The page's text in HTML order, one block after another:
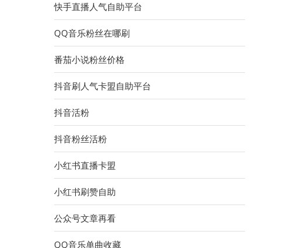
快手直播人气自助平台
QQ音乐粉丝在哪刷
番茄小说粉丝价格
抖音刷人气卡盟自助平台
抖音活粉
抖音粉丝活粉
小红书直播卡盟
小红书刷赞自助
公众号文章再看
QQ音乐单曲收藏